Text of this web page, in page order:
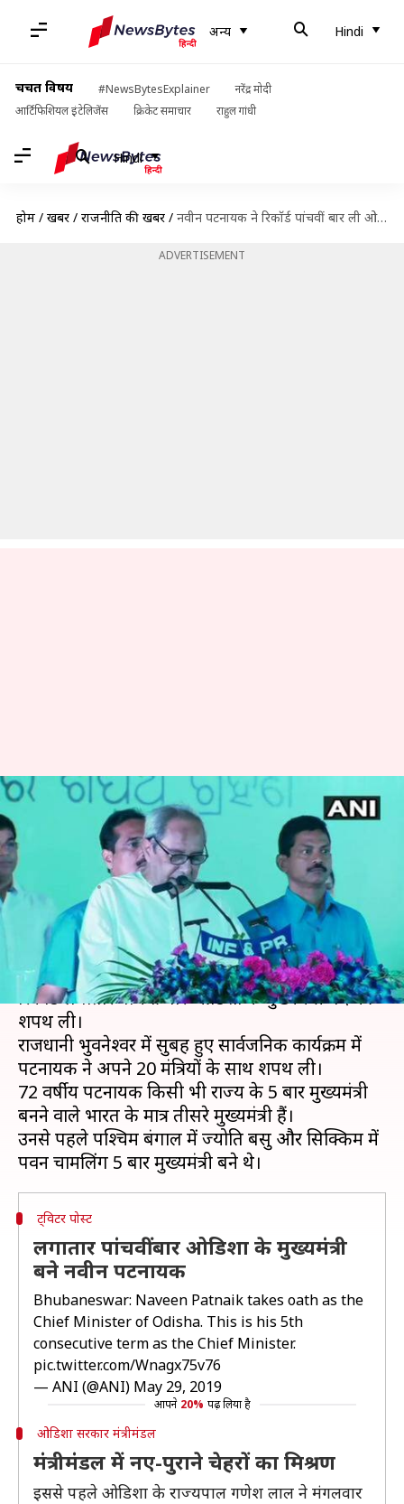
अन्य Hindi
चर्चित विषय #NewsBytesExplainer
नरेंद्र मोदी
आर्टिफिशियल इंटेलिजेंस
क्रिकेट समाचार राहुल गांधी
Hindi
होम / खबरें / राजनीति की खबरें / नवीन पटनायक ने रिकॉर्ड पांचवीं बार ली ओडिशा के मुख्यमंत्री पद की शपथ
ADVERTISEMENT
नवीन पटनायक ने रिकॉर्ड पांचवीं बार
ली ओडिशा के मुख्यमंत्री पद की
शपथ
लेखन May 29, 2019 11:20 am
क्या है खबर?
बीजू जनता दल (BJD) प्रमुख नवीन पटनायक ने आज
रिकॉर्ड लगातार पांचवीं बार ओडिशा के मुख्यमंत्री पद की
शपथ ली।
राजधानी भुवनेश्वर में सुबह हुए सार्वजनिक कार्यक्रम में
पटनायक ने अपने 20 मंत्रियों के साथ शपथ ली।
72 वर्षीय पटनायक किसी भी राज्य के 5 बार मुख्यमंत्री
बनने वाले भारत के मात्र तीसरे मुख्यमंत्री हैं।
उनसे पहले पश्चिम बंगाल में ज्योति बसु और सिक्किम में
ट्विटर पोस्ट
लगातार पांचवीं बार ओडिशा के मुख्यमंत्री
बने नवीन पटनायक
Bhubaneswar: Naveen Patnaik takes oath as the
Chief Minister of Odisha. This is his 5th
consecutive term as the Chief Minister.
pic.twitter.com/Wnagx75v76
— ANI (@ANI) May 29, 2019
आपने 20% पढ़ लिया है
ओडिशा सरकार मंत्रीमंडल
मंत्रीमंडल में नए-पुराने चेहरों का मिश्रण
इससे पहले ओडिशा के राज्यपाल गणेश लाल ने मंगलवार